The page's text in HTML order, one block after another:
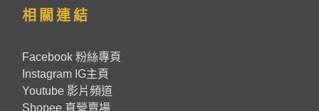
相關連結
Facebook 粉絲專頁
Instagram IG主頁
Youtube 影片頻道
Shopee 直營賣場